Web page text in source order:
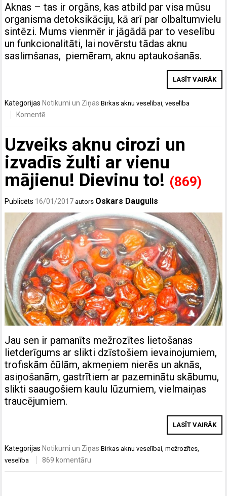
Aknas – tas ir orgāns, kas atbild par visa mūsu
organisma detoksikāciju, kā arī par olbaltumvielu
sintēzi. Mums vienmēr ir jāgādā par to veselību
un funkcionalitāti, lai novērstu tādas aknu
saslimšanas, piemēram, aknu aptaukošanās.
LASĪT VAIRĀK
Kategorijas Notikumi un Ziņas Birkasaknu veselībai ,veselība
Komentē
Uzveiks aknu cirozi un
izvadīs žulti ar vienu
mājienu! Dievinu to! (869)
Publicēts 16/01/2017 autors Oskars Daugulis
Jau sen ir pamanīts mežrozītes lietošanas
lietderīgums ar slikti dzīstošiem ievainojumiem,
trofiskām čūlām, akmeņiem nierēs un aknās,
asiņošanām, gastrītiem ar pazeminātu skābumu,
slikti saaugošiem kaulu lūzumiem, vielmaiņas
traucējumiem.
LASĪT VAIRĀK
Kategorijas Notikumi un Ziņas Birkasaknu veselībai,mežrozītes,
veselība
869 komentāru